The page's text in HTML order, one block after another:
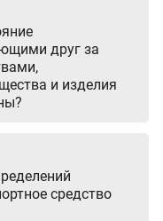
друг за
и изделия
средство